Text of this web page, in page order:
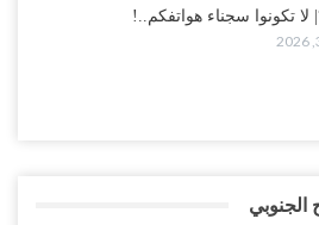
لا تكونوا سجناء هواتفكم..!
الجنوبي